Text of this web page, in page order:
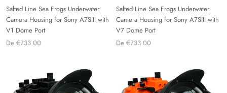
Salted Line Sea Frogs Underwater
Camera Housing for Sony A7SIII with
V1 Dome Port
De €733.00
Salted Line Sea Frogs Underwater
Camera Housing for Sony A7SIII with
V7 Dome Port
De €733.00